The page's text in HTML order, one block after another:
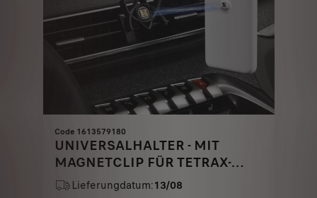
Code 1613579180
UNIVERSALHALTER - MIT
MAGNETCLIP FÜR TETRAX-
HALTERUNG
Lieferungdatum:13/08